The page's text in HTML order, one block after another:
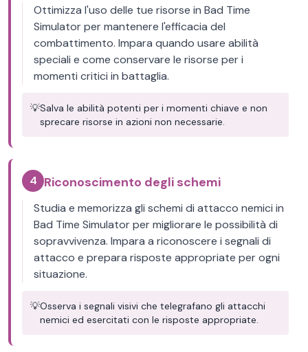
Ottimizza l'uso delle tue risorse in Bad Time
Simulator per mantenere l'efficacia del
combattimento. Impara quando usare abilità
speciali e come conservare le risorse per i
momenti critici in battaglia.
💡Salva le abilità potenti per i momenti chiave e non
sprecare risorse in azioni non necessarie.
4 Riconoscimento degli schemi
Studia e memorizza gli schemi di attacco nemici in
Bad Time Simulator per migliorare le possibilità di
sopravvivenza. Impara a riconoscere i segnali di
attacco e prepara risposte appropriate per ogni
situazione.
💡Osserva i segnali visivi che telegrafano gli attacchi
nemici ed esercitati con le risposte appropriate.